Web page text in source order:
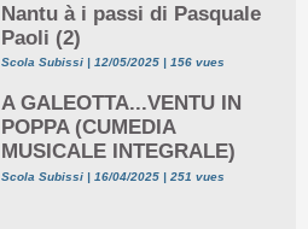
Nantu à i passi di Pasquale
Paoli (2)
Scola Subissi | 12/05/2025 | 156 vues
A GALEOTTA...VENTU IN
POPPA (CUMEDIA
MUSICALE INTEGRALE)
Scola Subissi | 16/04/2025 | 251 vues